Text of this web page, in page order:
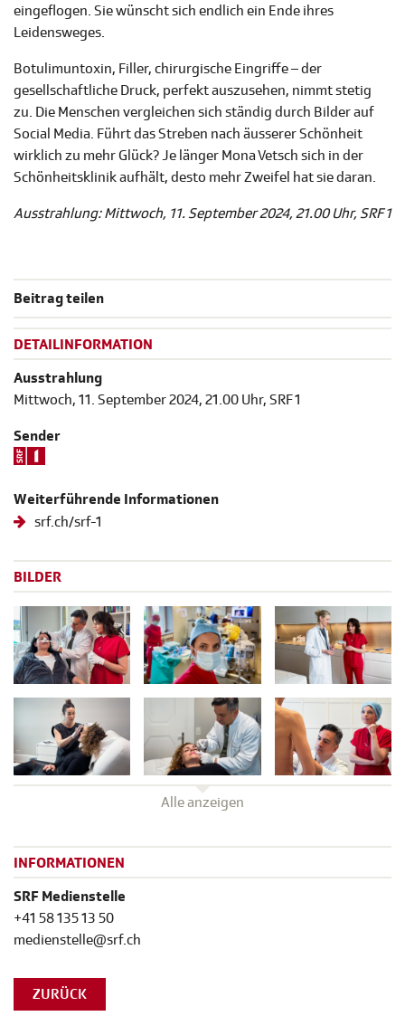
eingeflogen. Sie wünscht sich endlich ein Ende ihres
Leidensweges.
Botulimuntoxin, Filler, chirurgische Eingriffe – der
gesellschaftliche Druck, perfekt auszusehen, nimmt stetig
zu. Die Menschen vergleichen sich ständig durch Bilder auf
Social Media. Führt das Streben nach äusserer Schönheit
wirklich zu mehr Glück? Je länger Mona Vetsch sich in der
Schönheitsklinik aufhält, desto mehr Zweifel hat sie daran.
Ausstrahlung: Mittwoch, 11. September 2024, 21.00 Uhr, SRF 1
Beitrag teilen
DETAILINFORMATION
Ausstrahlung
Mittwoch, 11. September 2024, 21.00 Uhr, SRF 1
Sender
Weiterführende Informationen
srf.ch/srf-1
BILDER
Alle anzeigen
INFORMATIONEN
SRF Medienstelle
+41 58 135 13 50
medienstelle@srf.ch
ZURÜCK